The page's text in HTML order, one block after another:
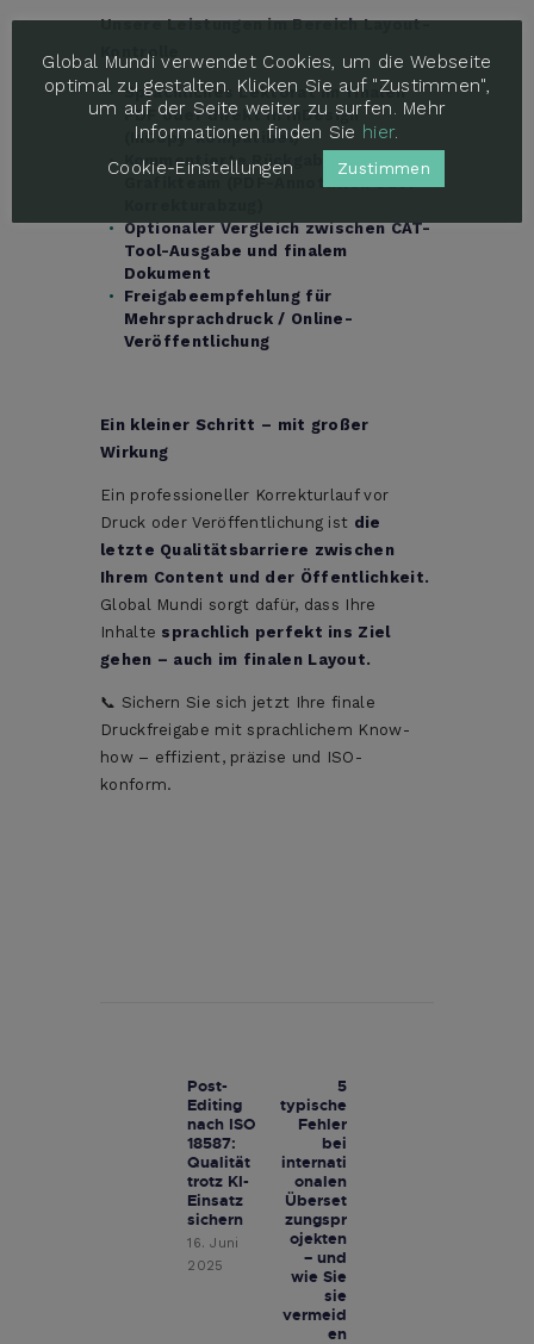
Unsere Leistungen im Bereich Layout-
Kontrolle
Sprachliches Lektorat im finalen
PDF oder direkt in InDesign
(InCopy-kompatibel)
Kommentierte Rückgabe für Ihr
Grafikteam (PDF-Annotation oder
Optionaler Vergleich zwischen CAT-
Tool-Ausgabe und finalem
Dokument
Freigabeempfehlung für
Mehrsprachdruck / Online-
Veröffentlichung
Ein kleiner Schritt – mit großer
Wirkung
Ein professioneller Korrekturlauf vor
Druck oder Veröffentlichung ist die
letzte Qualitätsbarriere zwischen
Ihrem Content und der Öffentlichkeit.
Global Mundi sorgt dafür, dass Ihre
Inhalte sprachlich perfekt ins Ziel
gehen – auch im finalen Layout.
📞 Sichern Sie sich jetzt Ihre finale
Druckfreigabe mit sprachlichem Know-
how – effizient, präzise und ISO-
konform.
Previous
post:
Post-
Editing
nach ISO
18587:
Qualität
trotz KI-
Einsatz
sichern
16. Juni
2025
Next
5
typische
Fehler
bei
internati
onalen
Überset
zungspr
ojekten
– und
wie Sie
sie
vermeid
en
Global Mundi verwendet Cookies, um die Webseite
optimal zu gestalten. Klicken Sie auf "Zustimmen",
um auf der Seite weiter zu surfen. Mehr
Informationen finden Sie hier.
Cookie-Einstellungen
Zustimmen